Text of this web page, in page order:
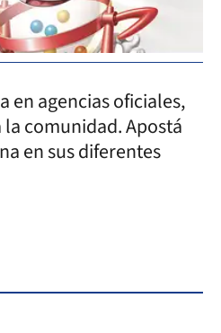
en agencias oficiales,
comunidad. Apostá
en sus diferentes